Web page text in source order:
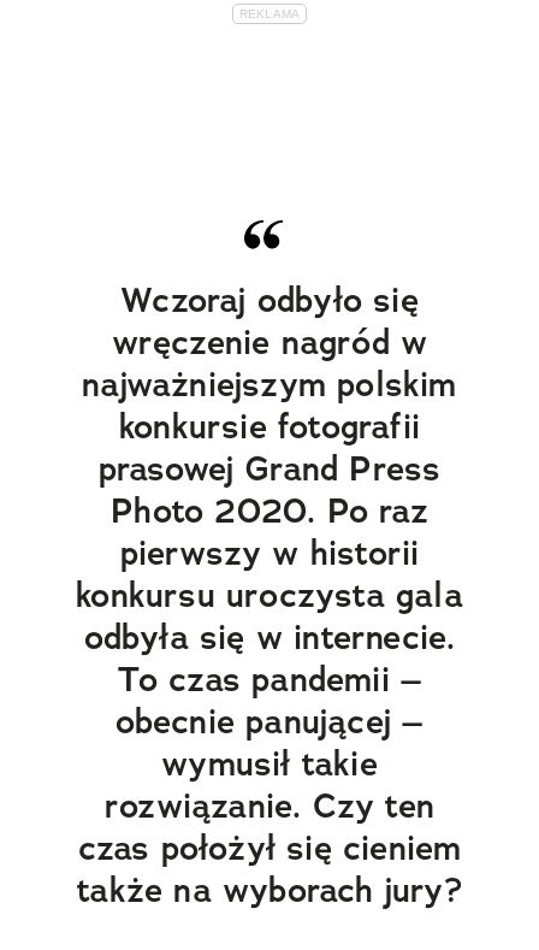
Wczoraj odbyło się
wręczenie nagród w
najważniejszym polskim
konkursie fotografii
prasowej Grand Press
Photo 2020. Po raz
pierwszy w historii
konkursu uroczysta gala
odbyła się w internecie.
To czas pandemii –
obecnie panującej –
wymusił takie
rozwiązanie. Czy ten
czas położył się cieniem
także na wyborach jury?